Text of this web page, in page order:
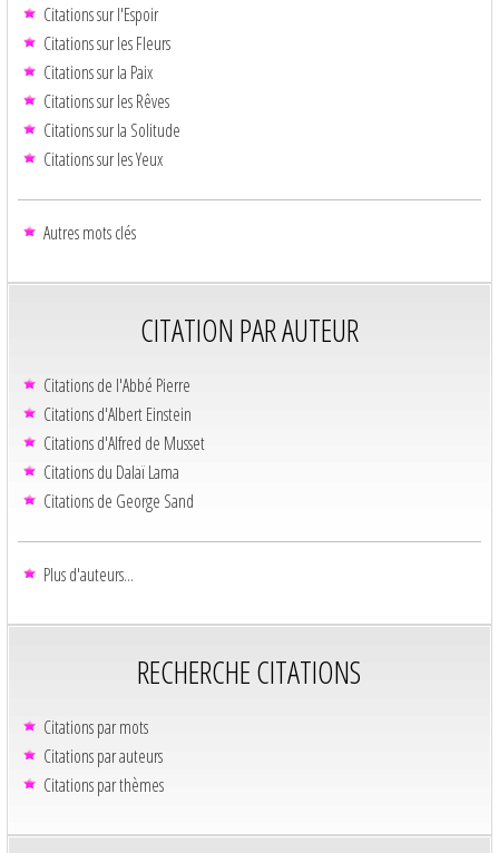
Citations sur l'Espoir
Citations sur les Fleurs
Citations sur la Paix
Citations sur les Rêves
Citations sur la Solitude
Citations sur les Yeux
Autres mots clés
CITATION PAR AUTEUR
Citations de l'Abbé Pierre
Citations d'Albert Einstein
Citations d'Alfred de Musset
Citations du Dalaï Lama
Citations de George Sand
Plus d'auteurs...
RECHERCHE CITATIONS
Citations par mots
Citations par auteurs
Citations par thèmes